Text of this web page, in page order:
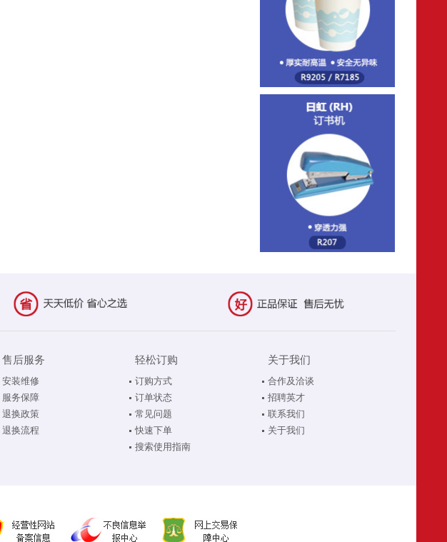
售后服务
安装维修
服务保障
退换政策
退换流程
轻松订购
订购方式
订单状态
常见问题
快速下单
搜索使用指南
关于我们
合作及洽谈
招聘英才
联系我们
关于我们